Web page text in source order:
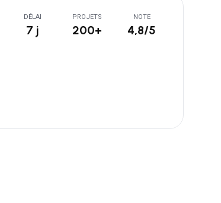
DÉLAI
7 j
PROJETS
200+
NOTE
4,8/5